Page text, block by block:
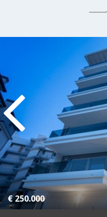
2 Camere
€ 250.000